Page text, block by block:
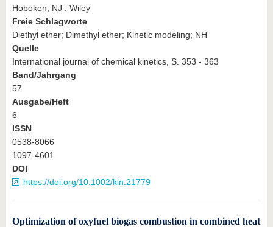
Hoboken, NJ : Wiley
Freie Schlagworte
Diethyl ether; Dimethyl ether; Kinetic modeling; NH
Quelle
International journal of chemical kinetics, S. 353 - 363
Band/Jahrgang
57
Ausgabe/Heft
6
ISSN
0538-8066
1097-4601
DOI
https://doi.org/10.1002/kin.21779
Optimization of oxyfuel biogas combustion in combined heat